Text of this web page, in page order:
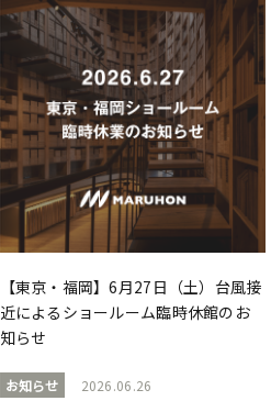
【東京・福岡】6月27日（土）台風接
近によるショールーム臨時休館のお
知らせ
お知らせ 2026.06.26